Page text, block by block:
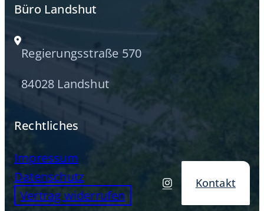
Büro Landshut
Regierungsstraße 570
84028 Landshut
Rechtliches
Impressum
Datenschutz
Vertrag widerrufen
Kontakt